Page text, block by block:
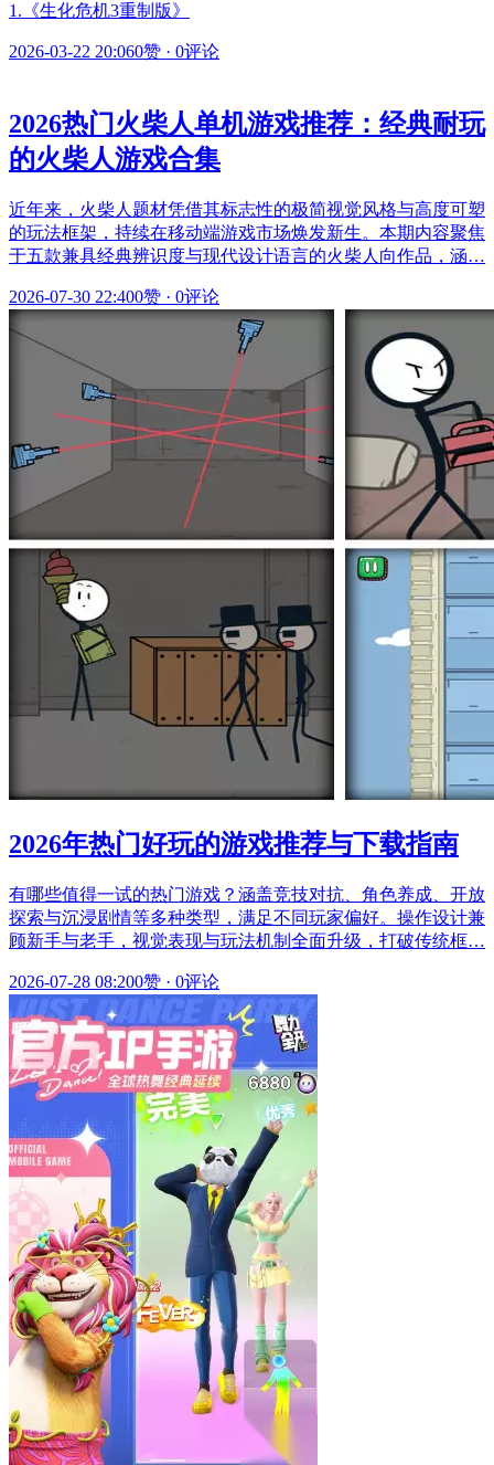
1.《生化危机3重制版》
2026-03-22 20:060赞 · 0评论
2026热门火柴人单机游戏推荐：经典耐玩
的火柴人游戏合集
近年来，火柴人题材凭借其标志性的极简视觉风格与高度可塑
的玩法框架，持续在移动端游戏市场焕发新生。本期内容聚焦
于五款兼具经典辨识度与现代设计语言的火柴人向作品，涵…
2026-07-30 22:400赞 · 0评论
2026年热门好玩的游戏推荐与下载指南
有哪些值得一试的热门游戏？涵盖竞技对抗、角色养成、开放
探索与沉浸剧情等多种类型，满足不同玩家偏好。操作设计兼
顾新手与老手，视觉表现与玩法机制全面升级，打破传统框…
2026-07-28 08:200赞 · 0评论